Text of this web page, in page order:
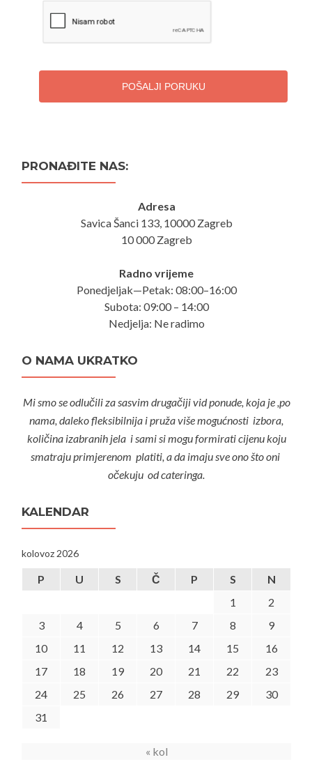
POŠALJI PORUKU
PRONAĐITE NAS:
Adresa
Savica Šanci 133, 10000 Zagreb
10 000 Zagreb
Radno vrijeme
Ponedjeljak—Petak: 08:00–16:00
Subota: 09:00 – 14:00
Nedjelja: Ne radimo
O NAMA UKRATKO
Mi smo se odlučili za sasvim drugačiji vid ponude, koja je ,po
nama, daleko fleksibilnija i pruža više mogućnosti izbora,
količina izabranih jela i sami si mogu formirati cijenu koju
smatraju primjerenom platiti, a da imaju sve ono što oni
očekuju od cateringa.
KALENDAR
kolovoz 2026
P U S Č P S
N
1
2
3
4 5 6 7 8
9
10
11 12 13 14 15
16
17
18 19 20 21 22
23
24
25 26 27 28 29
30
31
« kol